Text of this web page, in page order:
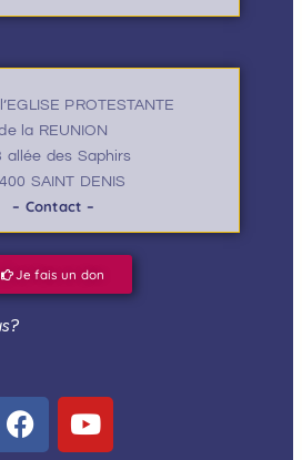
PROTESTANTE
la REUNION
allée des Saphirs
SAINT DENIS
– Contact –
Je fais un don